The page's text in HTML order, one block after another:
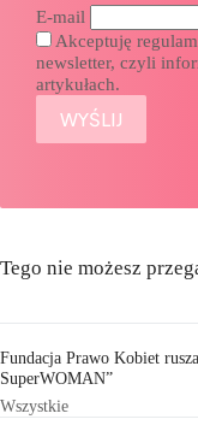
E-mail
Akceptuję
newsletter, czyli
artykułach.
Tego nie możesz
Fundacja Prawo Kobiet
SuperWOMAN”
Wszystkie